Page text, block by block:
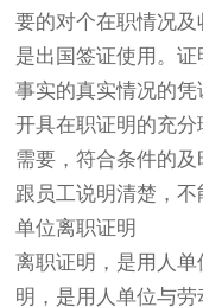
要的对个在职情况
是出国签证使用。
事实的真实情况的
开具在职证明的充
需要，符合条件的
跟员工说明清楚，不
单位离职证明
离职证明，是用人
明，是用人单位与